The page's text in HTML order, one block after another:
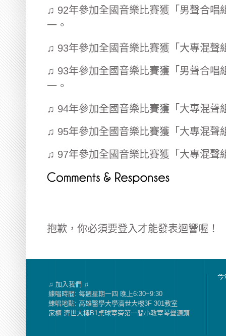
♫ 92年參加全國音樂比賽獲「男聲合唱
一。
♫ 93年參加全國音樂比賽獲「大專混聲
♫ 93年參加全國音樂比賽獲「男聲合唱
一。
♫ 94年參加全國音樂比賽獲「大專混聲
♫ 95年參加全國音樂比賽獲「大專混聲
♫ 97年參加全國音樂比賽獲「大專混聲
抱歉，你必須要登入才能發表迴響喔！
♫ 加入我們 ♫
練唱時間: 每週星期一四 晚上6:30~9:30
練唱地點: 高雄醫學大學濟世大樓3F 301教室
家櫃:濟世大樓B1桌球室旁第一間小教室琴聲源頭
今